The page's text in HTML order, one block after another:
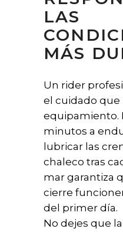
LAS
MÁS
Un rider
el cuidado que
equipamiento.
minutos a
lubricar las
chaleco tras
mar garantiza
cierre
del primer día.
No dejes que